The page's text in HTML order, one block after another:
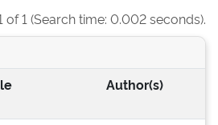
of 1 (Search time: 0.002 seconds).
Author(s)